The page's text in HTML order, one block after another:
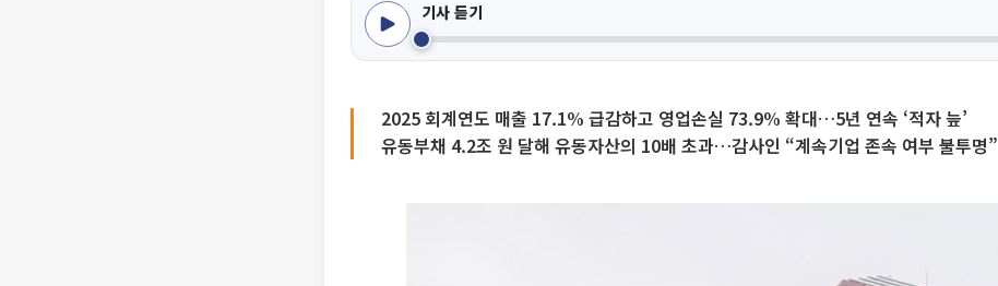
기사 듣기
2025 회계연도 매출 17.1% 급감하고 영업손실 73.9% 확대…5년 연속 ‘적자 늪’
유동부채 4.2조 원 달해 유동자산의 10배 초과…감사인 “계속기업 존속 여부 불투명”